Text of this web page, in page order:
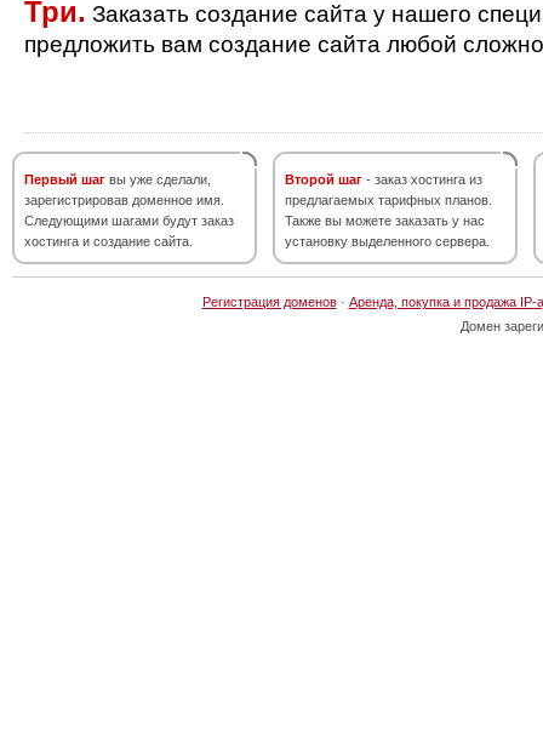
Три. Заказать создание сайта у нашего
предложить вам создание сайта любой
Первый шаг вы уже сделали,
зарегистрировав доменное имя.
Следующими шагами будут заказ
хостинга и создание сайта.
Второй шаг - заказ хостинга из
предлагаемых тарифных планов.
Также вы можете заказать у нас
установку выделенного сервера.
Регистрация доменов· Аренда, покупка и продажа IP-
Домен